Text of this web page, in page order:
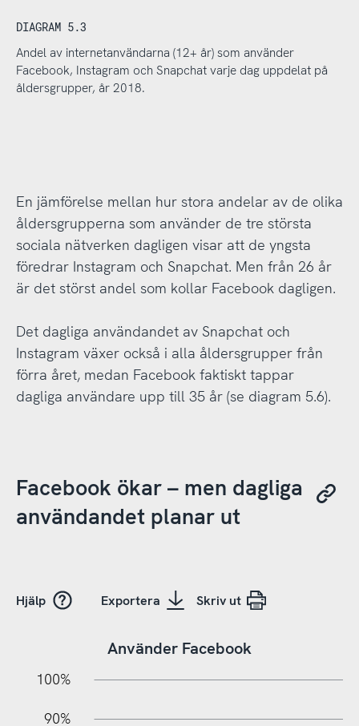
DIAGRAM 5.3
Andel av internetanvändarna (12+ år) som använder
Facebook, Instagram och Snapchat varje dag uppdelat på
åldersgrupper, år 2018.
En jämförelse mellan hur stora andelar av de olika
åldersgrupperna som använder de tre största
sociala nätverken dagligen visar att de yngsta
föredrar Instagram och Snapchat. Men från 26 år
är det störst andel som kollar Facebook dagligen.
Det dagliga användandet av Snapchat och
Instagram växer också i alla åldersgrupper från
förra året, medan Facebook faktiskt tappar
dagliga användare upp till 35 år (se diagram 5.6).
Facebook ökar – men dagliga
användandet planar ut
Hjälp Exportera Skriv ut
Använder Facebook
100%
90%